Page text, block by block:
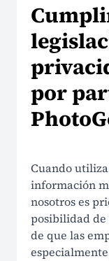
Contactos
Precios
¿Por qué
Reseñas
AYUDA
Centro de ayuda
Preguntas
por
Cuando
información
nosotros es
posibilidad de
de que las